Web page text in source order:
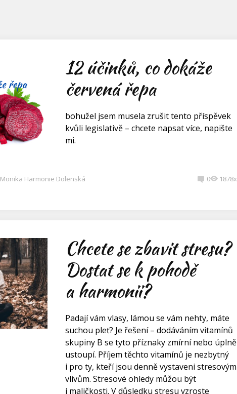
12 účinků, co dokáže
červená řepa
bohužel jsem musela zrušit tento příspěvek
kvůli legislativě – chcete napsat více, napište
mi.
Monika Harmonie Dolenská 0 1878x
Chcete se zbavit stresu?
Dostat se k pohodě
a harmonii?
Padají vám vlasy, lámou se vám nehty, máte
suchou pleť? Je řešení – dodáváním vitamínů
skupiny B se tyto příznaky zmírní nebo úplně
ustoupí. Příjem těchto vitamínů je nezbytný
i pro ty, kteří jsou denně vystaveni stresovým
vlivům. Stresové ohledy můžou být
i maličkosti. V důsledku stresu vzroste